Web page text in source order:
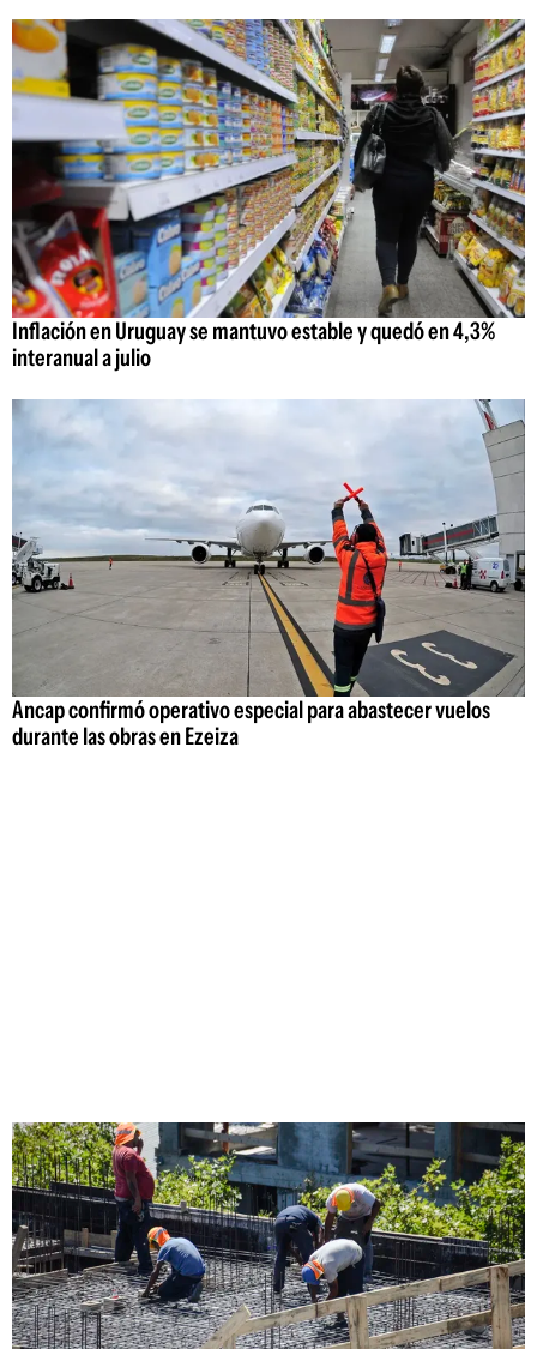
Inflación en Uruguay se mantuvo estable y quedó en 4,3%
interanual a julio
Ancap confirmó operativo especial para abastecer vuelos
durante las obras en Ezeiza